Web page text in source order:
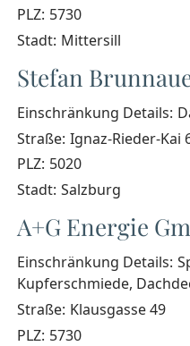
PLZ: 5730
Stadt: Mittersill
Stefan
Einschränkung Details:
Straße: Ignaz-Rieder-Kai
PLZ: 5020
Stadt: Salzburg
A+G Energie
Einschränkung Details:
Kupferschmiede,
Straße: Klausgasse 49
PLZ: 5730